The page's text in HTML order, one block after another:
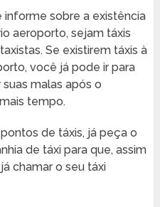
informe sobre a existência
aeroporto, sejam táxis
Se existirem táxis à
você já pode ir para
malas após o
tempo.
de táxis, já peça o
de táxi para que, assim
chamar o seu táxi